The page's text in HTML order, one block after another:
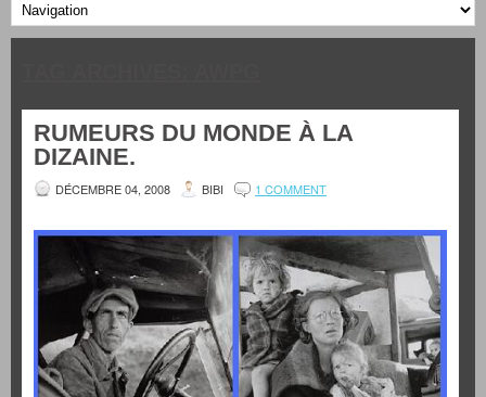
RUMEURS DU MONDE À LA
DIZAINE.
DÉCEMBRE 04, 2008 BIBI 1 COMMENT